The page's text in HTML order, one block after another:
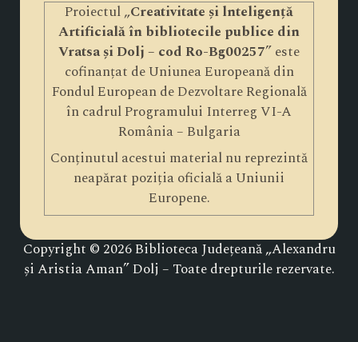
Proiectul „Creativitate și lnteligență
Artificială în bibliotecile publice din
Vratsa și Dolj – cod Ro-Bg00257” este
cofinanțat de Uniunea Europeană din
Fondul European de Dezvoltare Regională
în cadrul Programului Interreg VI-A
România – Bulgaria
Conținutul acestui material nu reprezintă
neapărat poziția oficială a Uniunii
Europene.
Copyright © 2026 Biblioteca Județeană „Alexandru
și Aristia Aman” Dolj – Toate drepturile rezervate.